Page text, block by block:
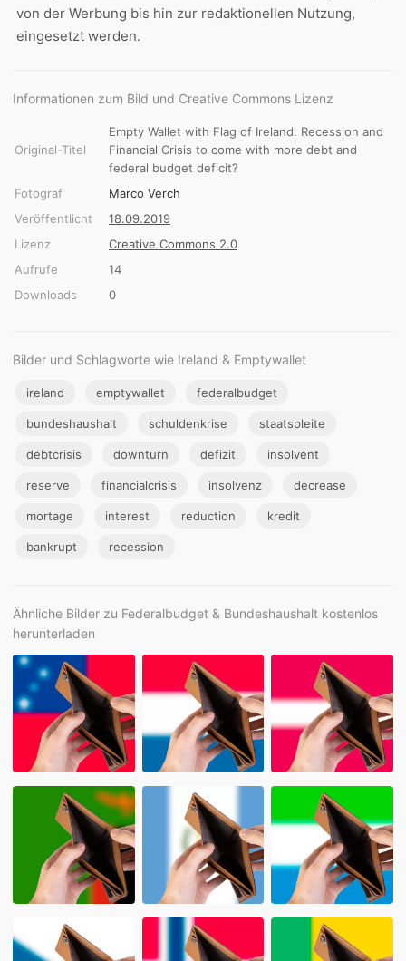
von der Werbung bis hin zur redaktionellen Nutzung,
eingesetzt werden.
Informationen zum Bild und Creative Commons Lizenz
Original-Titel
Empty Wallet with Flag of Ireland. Recession and
Financial Crisis to come with more debt and
federal budget deficit?
Fotograf
Marco Verch
Veröffentlicht
18.09.2019
Lizenz
Creative Commons 2.0
Aufrufe
14
Downloads
0
Bilder und Schlagworte wie Ireland & Emptywallet
ireland emptywallet federalbudget
bundeshaushalt schuldenkrise staatspleite
debtcrisis downturn defizit insolvent
reserve financialcrisis insolvenz decrease
mortage interest reduction kredit
bankrupt recession
Ähnliche Bilder zu Federalbudget & Bundeshaushalt kostenlos
herunterladen